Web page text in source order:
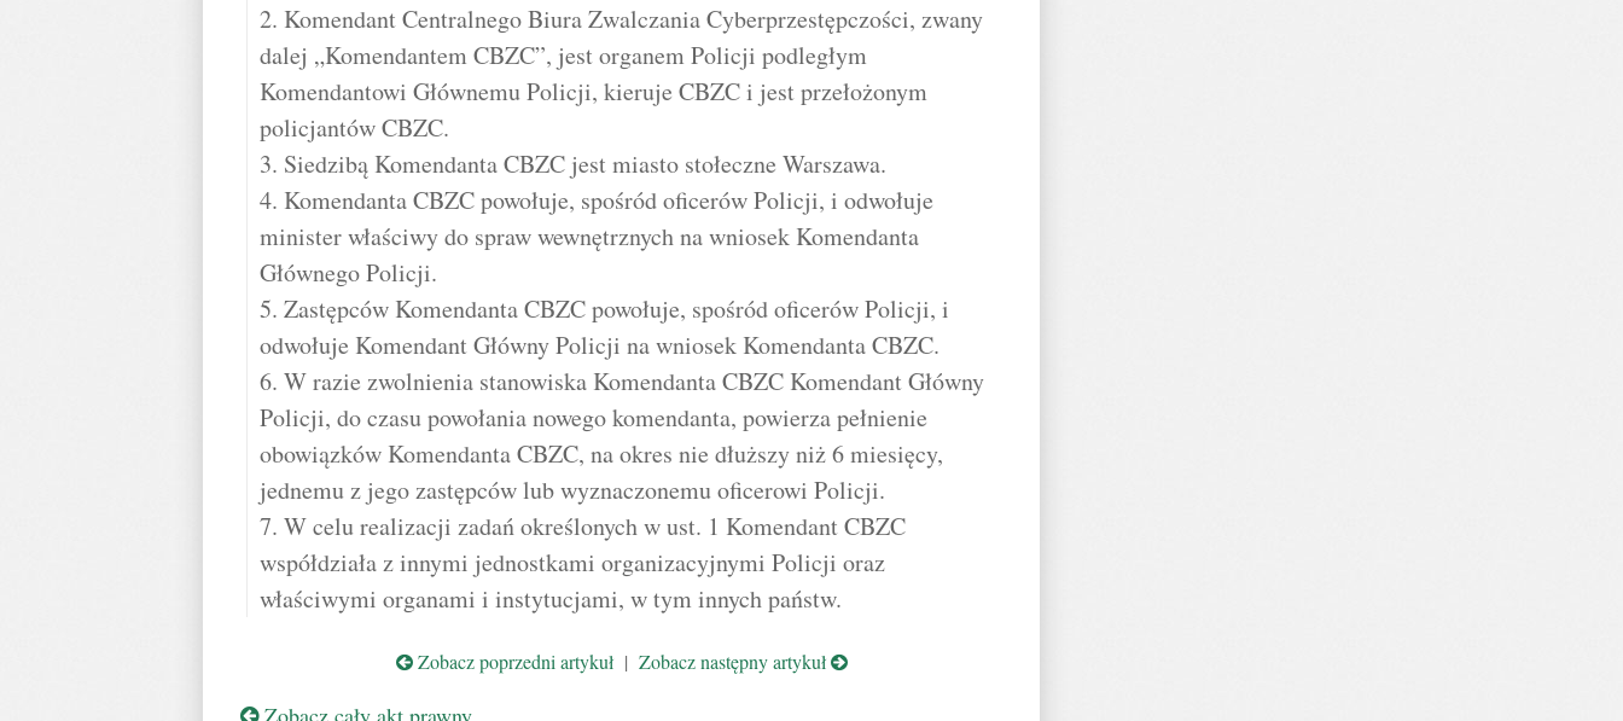
2. Komendant Centralnego Biura Zwalczania Cyberprzestępczości, zwany
dalej „Komendantem CBZC”, jest organem Policji podległym
Komendantowi Głównemu Policji, kieruje CBZC i jest przełożonym
policjantów CBZC.
3. Siedzibą Komendanta CBZC jest miasto stołeczne Warszawa.
4. Komendanta CBZC powołuje, spośród oficerów Policji, i odwołuje
minister właściwy do spraw wewnętrznych na wniosek Komendanta
Głównego Policji.
5. Zastępców Komendanta CBZC powołuje, spośród oficerów Policji, i
odwołuje Komendant Główny Policji na wniosek Komendanta CBZC.
6. W razie zwolnienia stanowiska Komendanta CBZC Komendant Główny
Policji, do czasu powołania nowego komendanta, powierza pełnienie
obowiązków Komendanta CBZC, na okres nie dłuższy niż 6 miesięcy,
jednemu z jego zastępców lub wyznaczonemu oficerowi Policji.
7. W celu realizacji zadań określonych w ust. 1 Komendant CBZC
współdziała z innymi jednostkami organizacyjnymi Policji oraz
właściwymi organami i instytucjami, w tym innych państw.
Zobacz poprzedni artykuł| Zobacz następny artykuł
Zobacz cały akt prawny